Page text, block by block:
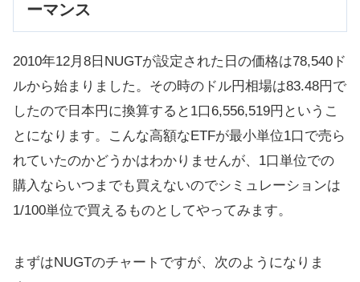
ーマンス
2010年12月8日NUGTが設定された日の価格は78,540ド
ルから始まりました。その時のドル円相場は83.48円で
したので日本円に換算すると1口6,556,519円というこ
とになります。こんな高額なETFが最小単位1口で売ら
れていたのかどうかはわかりませんが、1口単位での
購入ならいつまでも買えないのでシミュレーションは
1/100単位で買えるものとしてやってみます。
まずはNUGTのチャートですが、次のようになりま